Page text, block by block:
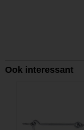
Ook interessant